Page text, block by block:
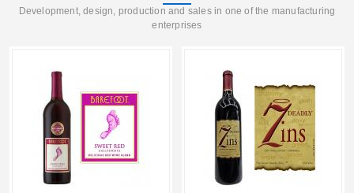
Development, design, production and sales in one of the manufacturing
enterprises